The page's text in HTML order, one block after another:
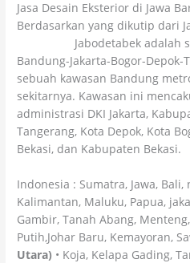
Jasa Desain Eksterior di Jawa
Berdasarkan yang dikutip dari
Jabodetabek adalah
Bandung-Jakarta-Bogor-Depok-
sebuah kawasan Bandung
sekitarnya. Kawasan ini
administrasi DKI Jakarta,
Tangerang, Kota Depok, Kota
Bekasi, dan Kabupaten Bekasi.
Indonesia : Sumatra, Jawa,
Kalimantan, Maluku, Papua,
Gambir, Tanah Abang,
Putih,Johar Baru, Kemayoran,
Utara) • Koja, Kelapa Gading,